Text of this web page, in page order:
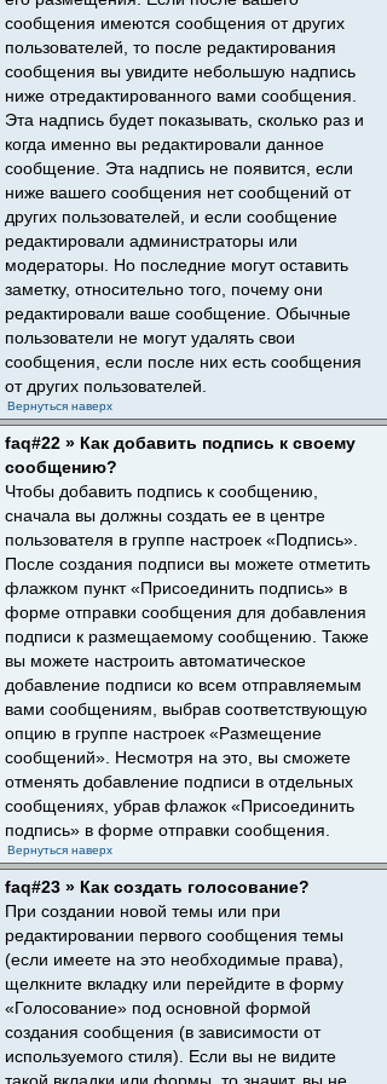
сообщения имеются сообщения от других
пользователей, то после редактирования
сообщения вы увидите небольшую надпись
ниже отредактированного вами сообщения.
Эта надпись будет показывать, сколько раз и
когда именно вы редактировали данное
сообщение. Эта надпись не появится, если
ниже вашего сообщения нет сообщений от
других пользователей, и если сообщение
редактировали администраторы или
модераторы. Но последние могут оставить
заметку, относительно того, почему они
редактировали ваше сообщение. Обычные
пользователи не могут удалять свои
сообщения, если после них есть сообщения
от других пользователей.
Вернуться наверх
faq#22 » Как добавить подпись к своему
сообщению?
Чтобы добавить подпись к сообщению,
сначала вы должны создать ее в центре
пользователя в группе настроек «Подпись».
После создания подписи вы можете отметить
флажком пункт «Присоединить подпись» в
форме отправки сообщения для добавления
подписи к размещаемому сообщению. Также
вы можете настроить автоматическое
добавление подписи ко всем отправляемым
вами сообщениям, выбрав соответствующую
опцию в группе настроек «Размещение
сообщений». Несмотря на это, вы сможете
отменять добавление подписи в отдельных
сообщениях, убрав флажок «Присоединить
подпись» в форме отправки сообщения.
Вернуться наверх
faq#23 » Как создать голосование?
При создании новой темы или при
редактировании первого сообщения темы
(если имеете на это необходимые права),
щелкните вкладку или перейдите в форму
«Голосование» под основной формой
создания сообщения (в зависимости от
используемого стиля). Если вы не видите